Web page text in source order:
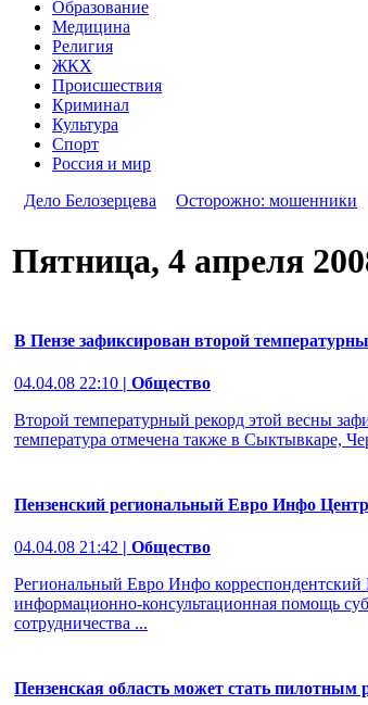
Образование
Медицина
Религия
ЖКХ
Происшествия
Криминал
Культура
Спорт
Россия и мир
Дело Белозерцева
Осторожно: мошенники
Пятница, 4 апреля
В Пензе зафиксирован второй
04.04.08 22:10 | Общество
Второй температурный рекорд этой весны
температура отмечена также в Сыктывкаре,
Пензенский региональный Евро Инфо
04.04.08 21:42 | Общество
Региональный Евро Инфо корреспондентский
информационно-консультационная помощь
сотрудничества ...
Пензенская область может стать пилотным